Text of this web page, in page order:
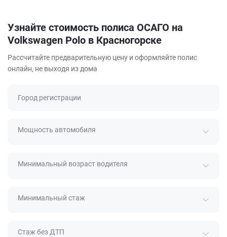
Узнайте стоимость полиса ОСАГО на
Volkswagen Polo в Красногорске
Рассчитайте предварительную цену и оформляйте полис
онлайн, не выходя из дома
Город регистрации
Мощность автомобиля
Минимальный возраст водителя
Минимальный стаж
Стаж без ДТП